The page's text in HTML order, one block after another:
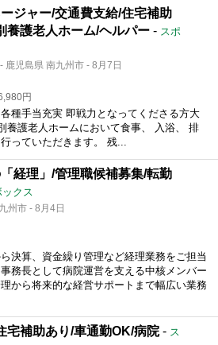
ジャー/交通費支給/住宅補助
養護老人ホーム/ヘルパー - スポ
鹿児島県 南九州市 - 8月7日
円
種手当充実 即戦力となってくださる方大
養護老人ホームにおいて食事、 入浴、 排
っていただきます。 残...
経理」/管理職候補募集/転勤
クス
州市 - 8月4日
決算、資金繰り管理など経理業務をご担当
務長として病院運営を支える中核メンバー
から将来的な経営サポートまで幅広い業務
宅補助あり/車通勤OK/病院- ス